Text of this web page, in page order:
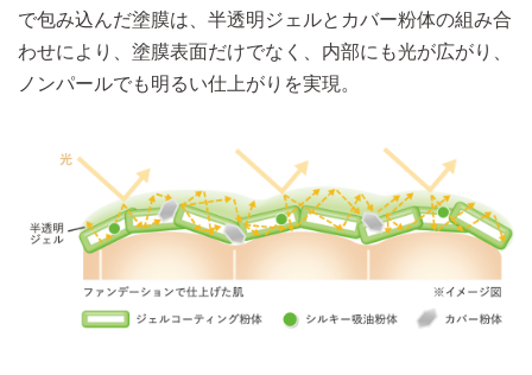
で包み込んだ塗膜は、半透明ジェルとカバー粉体の組み合
わせにより、塗膜表面だけでなく、内部にも光が広がり、
ノンパールでも明るい仕上がりを実現。